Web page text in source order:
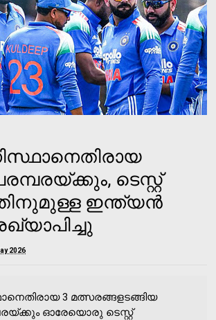
ടെസ്റ്റ്
ഇന്ത്യന്‍
2026
3 മത്സരങ്ങളടങ്ങിയ
ഓരേയൊരു ടെസ്റ്റ്